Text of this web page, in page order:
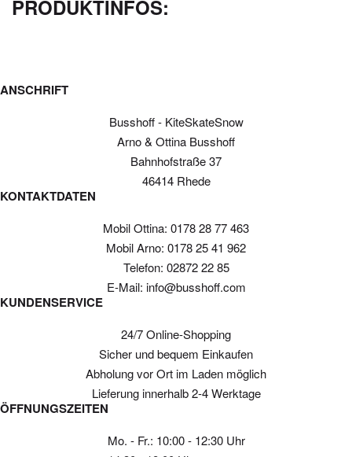
PRODUKTINFOS:
ANSCHRIFT
Busshoff - KiteSkateSnow
Arno & Ottina Busshoff
Bahnhofstraße 37
46414 Rhede
KONTAKTDATEN
Mobil Ottina: 0178 28 77 463
Mobil Arno: 0178 25 41 962
Telefon: 02872 22 85
E-Mail: info@busshoff.com
KUNDENSERVICE
24/7 Online-Shopping
Sicher und bequem Einkaufen
Abholung vor Ort im Laden möglich
Lieferung innerhalb 2-4 Werktage
ÖFFNUNGSZEITEN
Mo. - Fr.: 10:00 - 12:30 Uhr